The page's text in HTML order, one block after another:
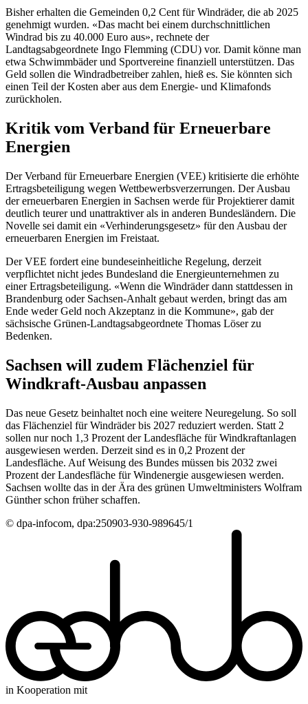
Bisher erhalten die Gemeinden 0,2 Cent für Windräder, die ab 2025
genehmigt wurden. «Das macht bei einem durchschnittlichen
Windrad bis zu 40.000 Euro aus», rechnete der
Landtagsabgeordnete Ingo Flemming (CDU) vor. Damit könne man
etwa Schwimmbäder und Sportvereine finanziell unterstützen. Das
Geld sollen die Windradbetreiber zahlen, hieß es. Sie könnten sich
einen Teil der Kosten aber aus dem Energie- und Klimafonds
zurückholen.
Kritik vom Verband für Erneuerbare
Energien
Der Verband für Erneuerbare Energien (VEE) kritisierte die erhöhte
Ertragsbeteiligung wegen Wettbewerbsverzerrungen. Der Ausbau
der erneuerbaren Energien in Sachsen werde für Projektierer damit
deutlich teurer und unattraktiver als in anderen Bundesländern. Die
Novelle sei damit ein «Verhinderungsgesetz» für den Ausbau der
erneuerbaren Energien im Freistaat.
Der VEE fordert eine bundeseinheitliche Regelung, derzeit
verpflichtet nicht jedes Bundesland die Energieunternehmen zu
einer Ertragsbeteiligung. «Wenn die Windräder dann stattdessen in
Brandenburg oder Sachsen-Anhalt gebaut werden, bringt das am
Ende weder Geld noch Akzeptanz in die Kommune», gab der
sächsische Grünen-Landtagsabgeordnete Thomas Löser zu
Bedenken.
Sachsen will zudem Flächenziel für
Windkraft-Ausbau anpassen
Das neue Gesetz beinhaltet noch eine weitere Neuregelung. So soll
das Flächenziel für Windräder bis 2027 reduziert werden. Statt 2
sollen nur noch 1,3 Prozent der Landesfläche für Windkraftanlagen
ausgewiesen werden. Derzeit sind es in 0,2 Prozent der
Landesfläche. Auf Weisung des Bundes müssen bis 2032 zwei
Prozent der Landesfläche für Windenergie ausgewiesen werden.
Sachsen wollte das in der Ära des grünen Umweltministers Wolfram
Günther schon früher schaffen.
© dpa-infocom, dpa:250903-930-989645/1
in Kooperation mit